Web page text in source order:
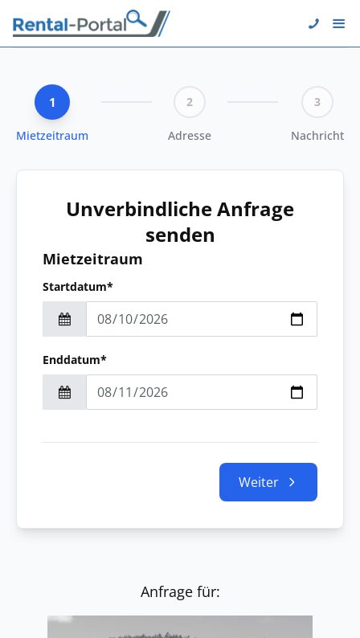
1
Mietzeitraum
2
Adresse
3
Nachricht
Unverbindliche Anfrage
senden
Mietzeitraum
Startdatum*
Enddatum*
Weiter
Anfrage für: